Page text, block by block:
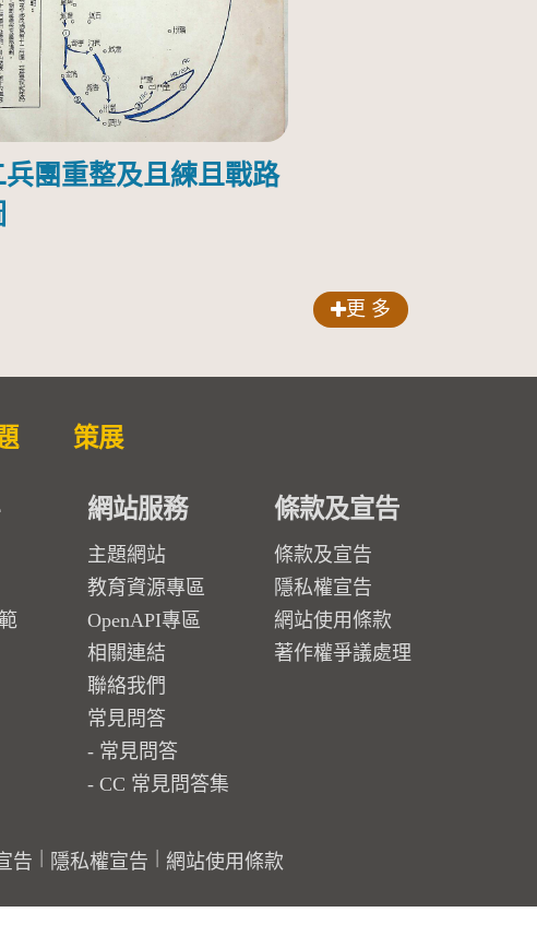
兵團重整及且練且戰路
更 多
策展
網站服務
主題網站
教育資源專區
OpenAPI專區
相關連結
聯絡我們
常見問答
常見問答
CC 常見問答集
條款及宣告
條款及宣告
隱私權宣告
網站使用條款
著作權爭議處理
告 隱私權宣告 網站使用條款